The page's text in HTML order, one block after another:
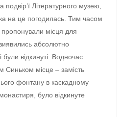
подвір’ї Літературного музею,
на це погодилась. Тим часом
пропонували місця для
абсолютно
відкинуті. Водночас
Синьком місце – замість
фонтану в каскадному
було відкинуте